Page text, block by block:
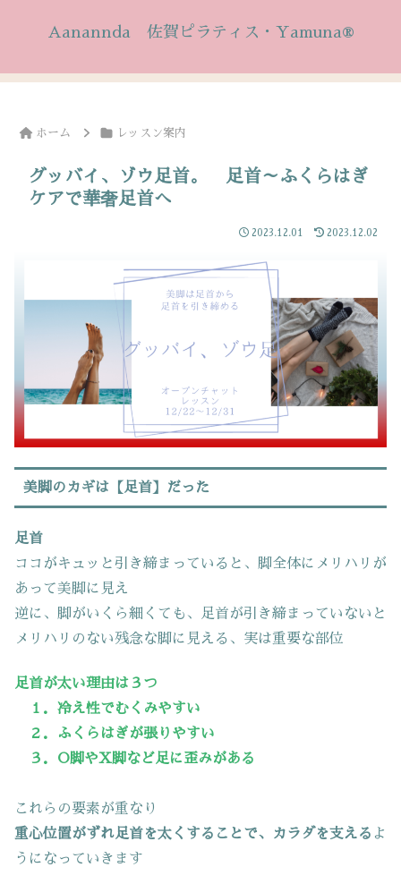
Aanannda 佐賀ピラティス・Yamuna®
ホーム レッスン案内
グッバイ、ゾウ足首。 足首～ふくらはぎ
ケアで華奢足首へ
2023.12.01 2023.12.02
美脚のカギは【足首】だった
足首
ココがキュッと引き締まっていると、脚全体にメリハリが
あって美脚に見え
逆に、脚がいくら細くても、足首が引き締まっていないと
メリハリのない残念な脚に見える、実は重要な部位
足首が太い理由は３つ
１．冷え性でむくみやすい
２．ふくらはぎが張りやすい
３．O脚やX脚など足に歪みがある
これらの要素が重なり
重心位置がずれ足首を太くすることで、カラダを支える よ
うになっていきます